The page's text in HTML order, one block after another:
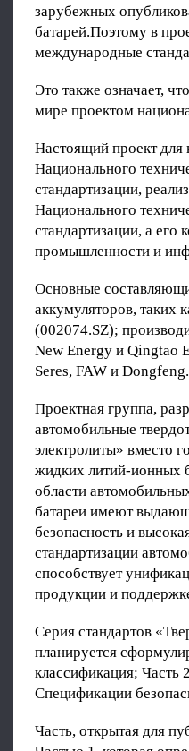
зарубежных
батарей.Поэтому в
международные
Это также означает,
мире проектом
Настоящий проект для
Национального
стандартизации,
Национального
стандартизации, а его
промышленности и
Основные
аккумуляторов, таких
(002074.SZ);
New Energy и Qingtao
Seres, FAW и Dongfeng.
Проектная группа,
автомобильные
электролиты» вместо
жидких литий-ионных
области
батареи имеют
безопасность и
стандартизации
способствует
продукции и
Серия стандартов
планируется
классификация; Часть
Спецификации
Часть, открытая для